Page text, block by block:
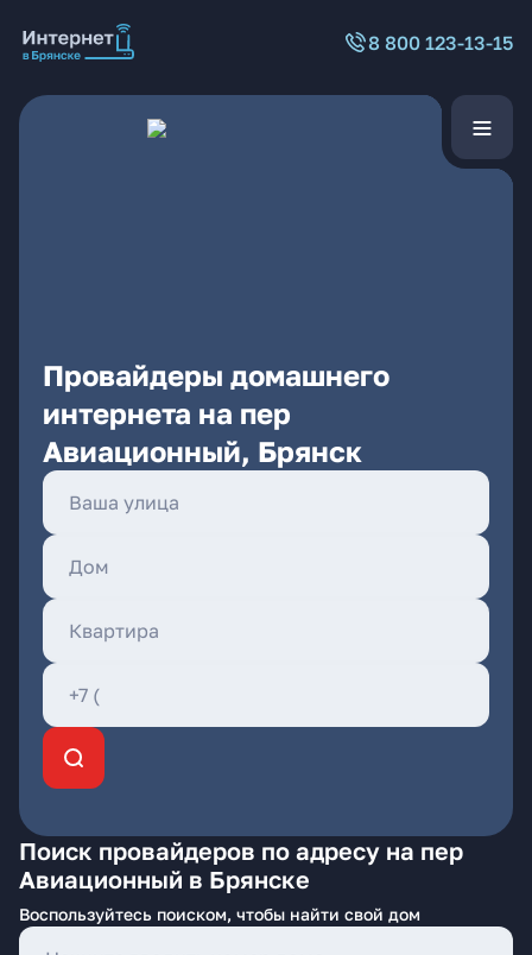
8 800 123-13-15
Провайдеры домашнего
интернета на пер
Авиационный, Брянск
Поиск провайдеров по адресу на пер
Авиационный в Брянске
Воспользуйтесь поиском, чтобы найти свой дом